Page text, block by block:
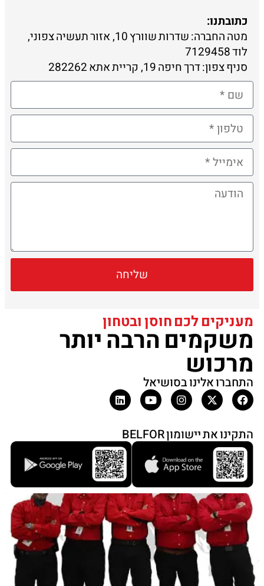
כתובתנו:
מטה החברה: שדרות שוורץ 10, אזור תעשיה צפוני,
לוד 7129458
סניף צפון: דרך חיפה 19, קריית אתא 282262
שליחה
מעניקים לכם חוסן ובטחון
משקמים הרבה יותר
מרכוש
התחברו אלינו בסושיאל
התקינו את יישומון BELFOR